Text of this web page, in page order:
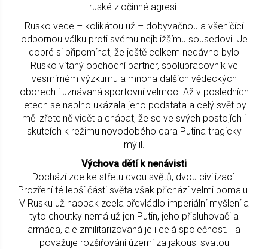
ruské zločinné agresi.
Rusko vede – kolikátou už – dobyvačnou a všeničící
odpornou válku proti svému nejbližšímu sousedovi. Je
dobré si připomínat, že ještě celkem nedávno bylo
Rusko vítaný obchodní partner, spolupracovník ve
vesmírném výzkumu a mnoha dalších vědeckých
oborech i uznávaná sportovní velmoc. Až v posledních
letech se naplno ukázala jeho podstata a celý svět by
měl zřetelně vidět a chápat, že se ve svých postojích i
skutcích k režimu novodobého cara Putina tragicky
mýlil.
Výchova dětí k nenávisti
Dochází zde ke střetu dvou světů, dvou civilizací.
Prozření té lepší části světa však přichází velmi pomalu.
V Rusku už naopak zcela převládlo imperiální myšlení a
tyto choutky nemá už jen Putin, jeho přisluhovači a
armáda, ale zmilitarizovaná je i celá společnost. Ta
považuje rozšiřování území za jakousi svatou